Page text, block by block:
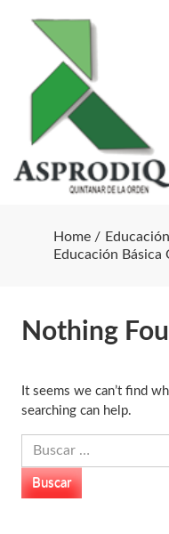
Home
Educación Básica
Nothing
It seems we can’t find
searching can help.
Buscar: